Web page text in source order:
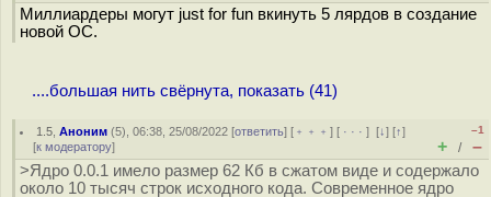
Миллиардеры могут just for fun вкинуть 5 лярдов в создание
новой ОС.
....большая нить свёрнута, показать (41)
1.5 ,Аноним (5), 06:38, 25/08/2022 [ответить] [ ﹢﹢﹢] [ · · ·][↓] [↑]
[к модератору]
–1
+ / –
>Ядро 0.0.1 имело размер 62 Кб в сжатом виде и содержало
около 10 тысяч строк исходного кода. Современное ядро